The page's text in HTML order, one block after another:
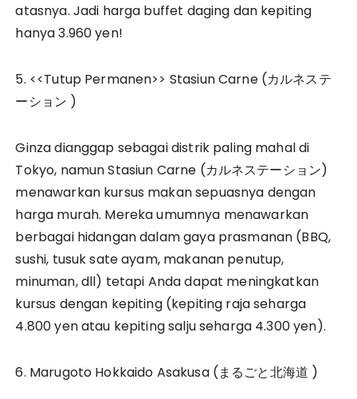
atasnya. Jadi harga buffet daging dan kepiting
hanya 3.960 yen!
5. <<Tutup Permanen>> Stasiun Carne (カルネステ
ーション )
Ginza dianggap sebagai distrik paling mahal di
Tokyo, namun Stasiun Carne (カルネステーション)
menawarkan kursus makan sepuasnya dengan
harga murah. Mereka umumnya menawarkan
berbagai hidangan dalam gaya prasmanan (BBQ,
sushi, tusuk sate ayam, makanan penutup,
minuman, dll) tetapi Anda dapat meningkatkan
kursus dengan kepiting (kepiting raja seharga
4.800 yen atau kepiting salju seharga 4.300 yen).
6. Marugoto Hokkaido Asakusa (まるごと北海道 )